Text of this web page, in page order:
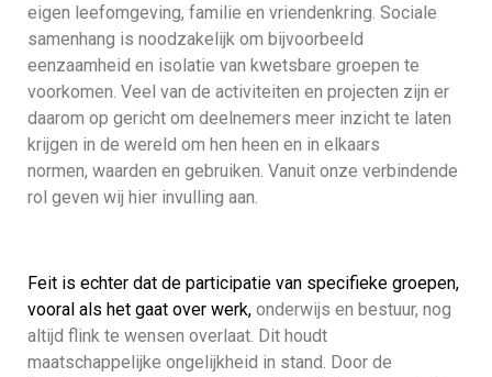
eigen leefomgeving, familie en vriendenkring. Sociale
samenhang is noodzakelijk om bijvoorbeeld
eenzaamheid en isolatie van kwetsbare groepen te
voorkomen. Veel van de activiteiten en projecten zijn er
daarom op gericht om deelnemers meer inzicht te laten
krijgen in de wereld om hen heen en in elkaars
normen, waarden en gebruiken. Vanuit onze verbindende
rol geven wij hier invulling aan.
Feit is echter dat de participatie van specifieke groepen,
vooral als het gaat over werk, onderwijs en bestuur, nog
altijd flink te wensen overlaat. Dit houdt
maatschappelijke ongelijkheid in stand. Door de